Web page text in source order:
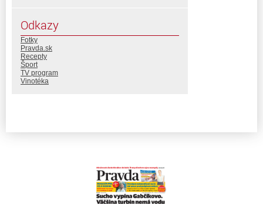
Odkazy
Fotky
Pravda.sk
Recepty
Šport
TV program
Vinotéka